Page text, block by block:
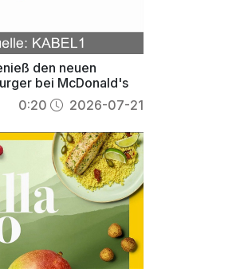
den neuen
bei McDonald's
0:20 2026-07-21